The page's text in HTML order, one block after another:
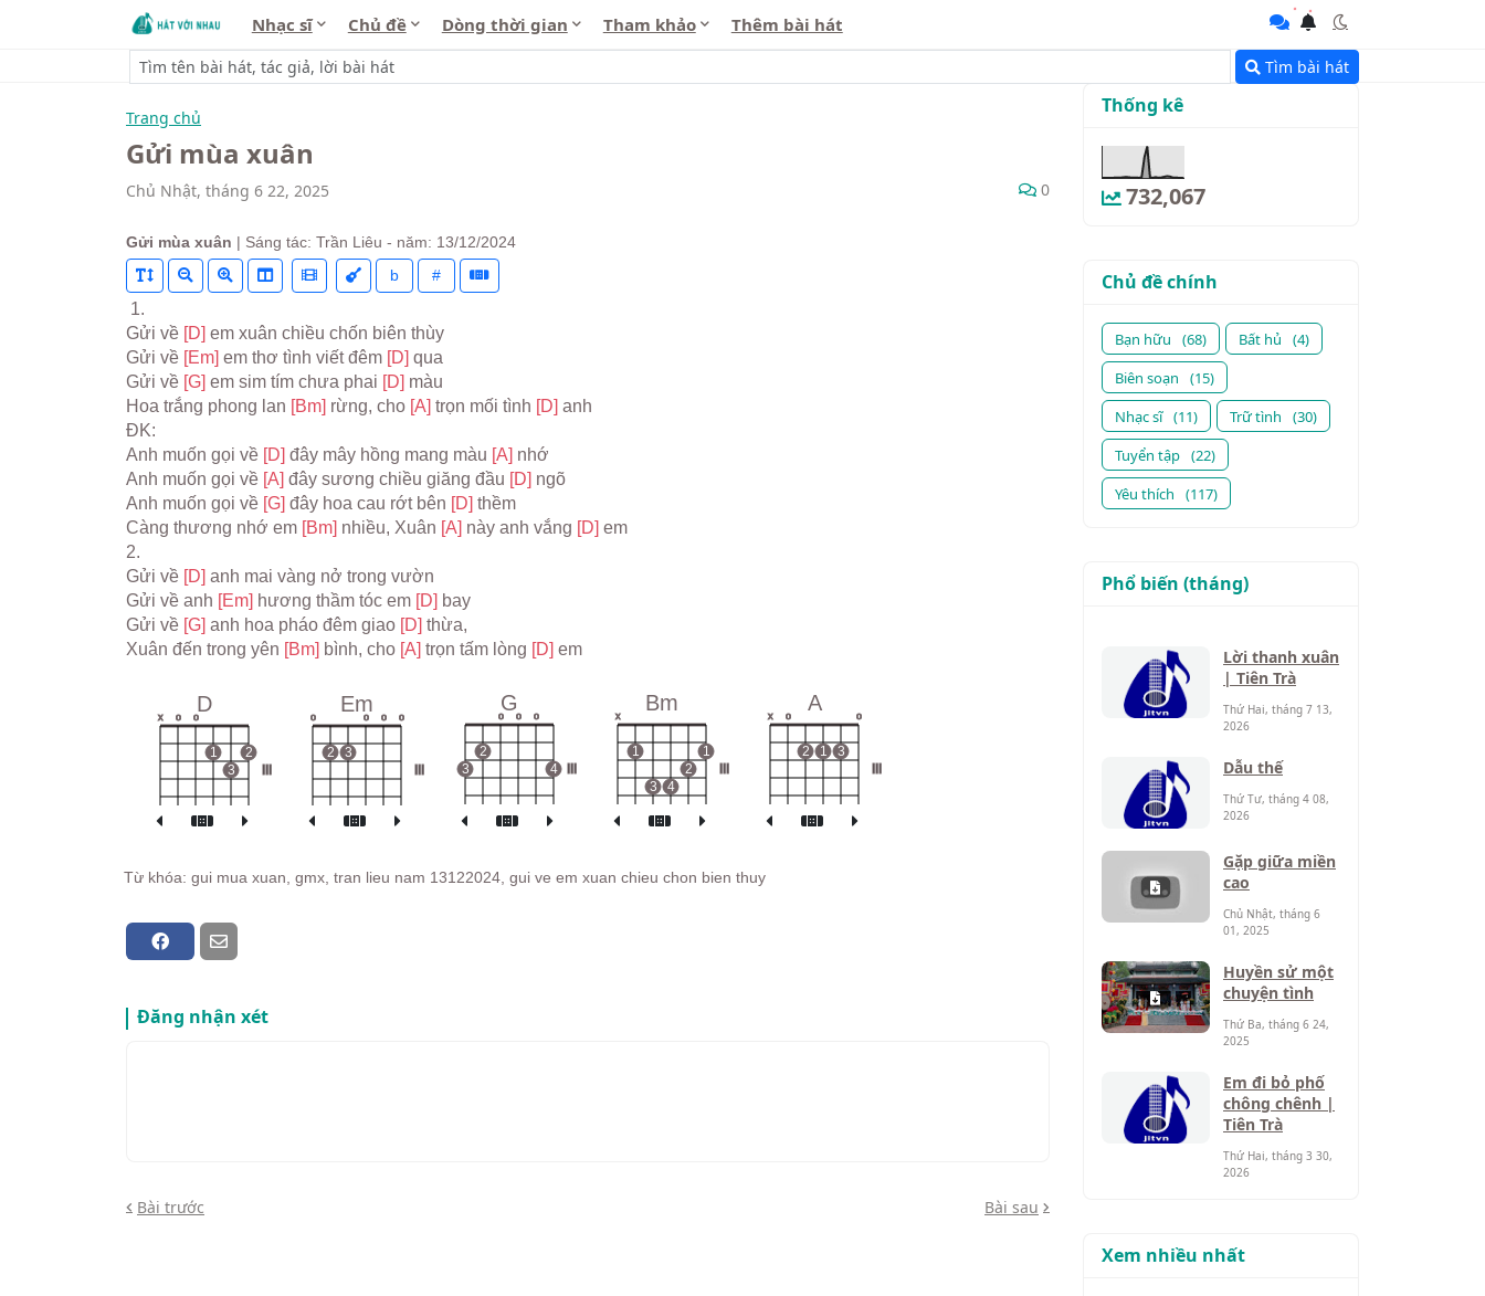
Nhạc sĩ Chủ đề Dòng thời gian Tham khảo Thêm bài hát
Tìm bài hát
Trang chủ
Gửi mùa xuân
Chủ Nhật, tháng 6 22, 2025 0
Gửi mùa xuân | Sáng tác: Trần Liêu - năm: 13/12/2024
b
#
1.
Gửi về [D] em xuân chiều chốn biên thùy
Gửi về [Em] em thơ tình viết đêm [D] qua
Gửi về [G] em sim tím chưa phai [D] màu
Hoa trắng phong lan [Bm] rừng, cho [A] trọn mối tình [D] anh
ĐK:
Anh muốn gọi về [D] đây mây hồng mang màu [A] nhớ
Anh muốn gọi về [A] đây sương chiều giăng đầu [D] ngõ
Anh muốn gọi về [G] đây hoa cau rớt bên [D] thềm
Càng thương nhớ em [Bm] nhiều, Xuân [A] này anh vắng [D] em
2.
Gửi về [D] anh mai vàng nở trong vườn
Gửi về anh [Em] hương thầm tóc em [D] bay
Gửi về [G] anh hoa pháo đêm giao [D] thừa,
Xuân đến trong yên [Bm] bình, cho [A] trọn tấm lòng [D] em
D
x o o
1
3
2
Em
o
2 3
o o o
G
3
2
o o o
4
Bm
x
1
3 4
2
1
A
x o
2 1 3
o
Từ khóa: gui mua xuan, gmx, tran lieu nam 13122024, gui ve em xuan chieu chon bien thuy
Đăng nhận xét
Bài trước Bài sau
Thống kê
732,067
Chủ đề chính
Bạn hữu (68) Bất hủ
(4)
Biên soạn
(15)
Nhạc sĩ (11) Trữ tình
(30)
Tuyển tập (22)
Yêu thích
(117)
Phổ biến (tháng)
Lời thanh xuân
| Tiên Trà
Thứ Hai, tháng 7 13,
2026
Dẫu thế
Thứ Tư, tháng 4 08,
2026
Gặp giữa miền
cao
Chủ Nhật, tháng 6
01, 2025
Huyền sử một
chuyện tình
Thứ Ba, tháng 6 24,
2025
Em đi bỏ phố
chông chênh |
Tiên Trà
Thứ Hai, tháng 3 30,
2026
Xem nhiều nhất